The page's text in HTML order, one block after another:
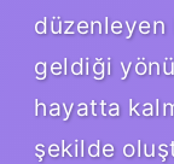
düzenleyen
geldiği
hayatta
şekilde